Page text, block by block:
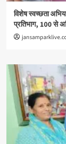
विशेष स्वच्छता
प्रतिभाग, 100 से